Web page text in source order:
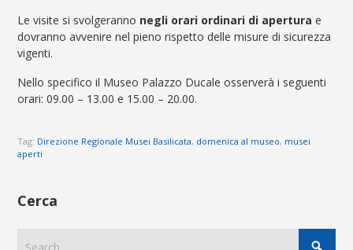
Le visite si svolgeranno negli orari ordinari di apertura e
dovranno avvenire nel pieno rispetto delle misure di sicurezza
vigenti.
Nello specifico il Museo Palazzo Ducale osserverà i seguenti
orari: 09.00 – 13.00 e 15.00 – 20.00.
Tag: Direzione Regionale Musei Basilicata, domenica al museo, musei
aperti
Cerca